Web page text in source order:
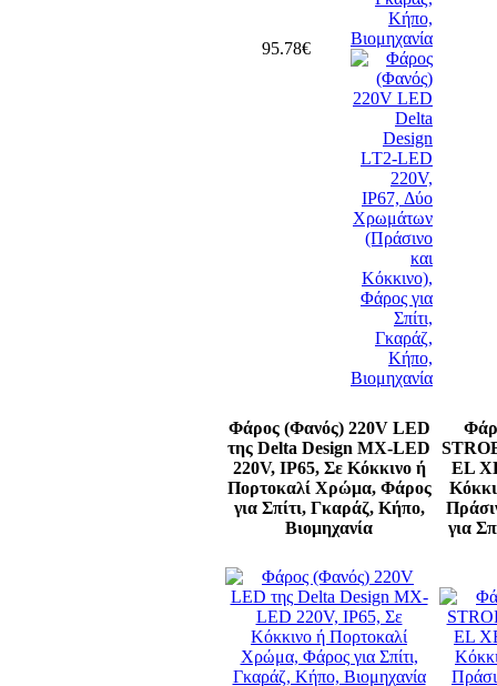
95.78€
Φάρος (Φανός) 220V LED
της Delta Design MX-LED
220V, IP65, Σε Κόκκινο ή
Πορτοκαλί Χρώμα, Φάρος
για Σπίτι, Γκαράζ, Κήπο,
Βιομηχανία
EL
για